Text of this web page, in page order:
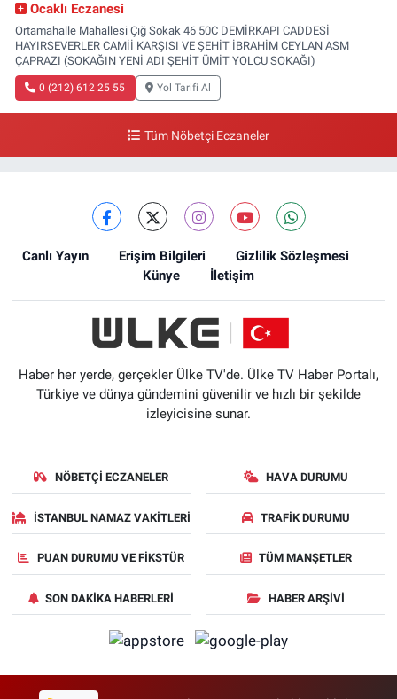
Ocaklı Eczanesi
Ortamahalle Mahallesi Çığ Sokak 46 50C DEMİRKAPI CADDESİ
HAYIRSEVERLER CAMİİ KARŞISI VE ŞEHİT İBRAHİM CEYLAN ASM
ÇAPRAZI (SOKAĞIN YENİ ADI ŞEHİT ÜMİT YOLCU SOKAĞI)
0 (212) 612 25 55 Yol Tarifi Al
Tüm Nöbetçi Eczaneler
Canlı Yayın Erişim Bilgileri
Gizlilik Sözleşmesi
Künye
İletişim
Haber her yerde, gerçekler Ülke TV'de. Ülke TV Haber Portalı,
Türkiye ve dünya gündemini güvenilir ve hızlı bir şekilde
izleyicisine sunar.
NÖBETÇI ECZANELER HAVA DURUMU
İSTANBUL NAMAZ VAKITLERI TRAFIK DURUMU
PUAN DURUMU VE FIKSTÜR TÜM MANŞETLER
SON DAKIKA HABERLERI HABER ARŞIVI